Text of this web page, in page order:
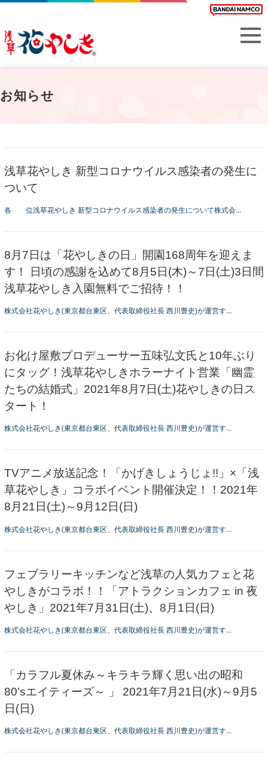
お知らせ
浅草花やしき 新型コロナウイルス感染者の発生に
ついて
各 位浅草花やしき 新型コロナウイルス感染者の発生について株式会...
8月7日は「花やしきの日」開園168周年を迎えま
す！ 日頃の感謝を込めて8月5日(木)～7日(土)3日間
浅草花やしき入園無料でご招待！！
株式会社花やしき(東京都台東区、代表取締役社長 西川豊史)が運営す...
お化け屋敷プロデューサー五味弘文氏と10年ぶり
にタッグ！浅草花やしきホラーナイト営業「幽霊
たちの結婚式」2021年8月7日(土)花やしきの日ス
タート！
株式会社花やしき(東京都台東区、代表取締役社長 西川豊史)が運営す...
TVアニメ放送記念！「かげきしょうじょ!!」×「浅
草花やしき」コラボイベント開催決定！！2021年
8月21日(土)～9月12日(日)
株式会社花やしき(東京都台東区、代表取締役社長 西川豊史)が運営す...
フェブラリーキッチンなど浅草の人気カフェと花
やしきがコラボ！！「アトラクションカフェ in 夜
やしき」2021年7月31日(土)、8月1日(日)
株式会社花やしき(東京都台東区、代表取締役社長 西川豊史)が運営す...
「カラフル夏休み～キラキラ輝く思い出の昭和
80’sエイティーズ～ 」 2021年7月21日(水)～9月5
日(日)
株式会社花やしき(東京都台東区、代表取締役社長 西川豊史)が運営す...